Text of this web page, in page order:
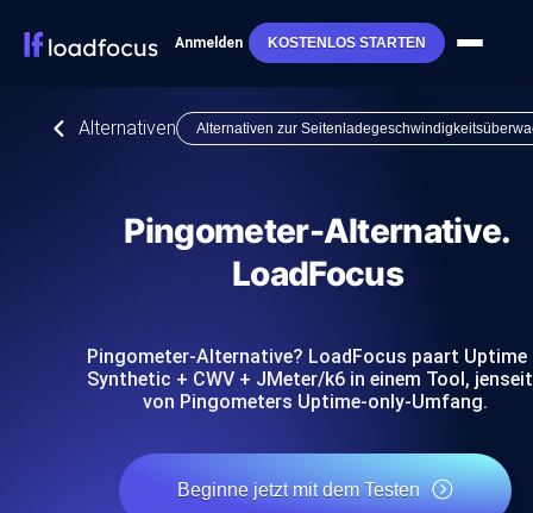
Anmelden KOSTENLOS STARTEN
Alternativen Alternativen zur
Pingometer-Alternative.
LoadFocus
Pingometer-Alternative? LoadFocus paart Uptime
Synthetic + CWV + JMeter/k6 in einem Tool,
von Pingometers Uptime-only-Umfang.
Beginne jetzt mit dem Testen